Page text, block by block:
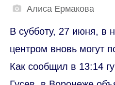
Алиса Ермакова
В субботу, 27 июня, в
центром вновь могут
Как сообщил в 13:14